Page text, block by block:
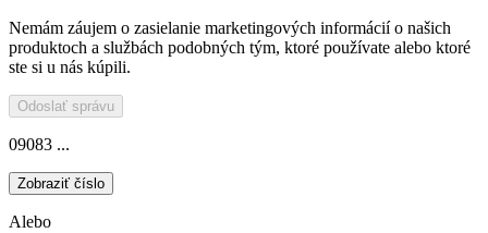
Nemám záujem o zasielanie marketingových informácií o našich
produktoch a službách podobných tým, ktoré používate alebo ktoré
ste si u nás kúpili.
Odoslať správu
09083 ...
Zobraziť číslo
Alebo